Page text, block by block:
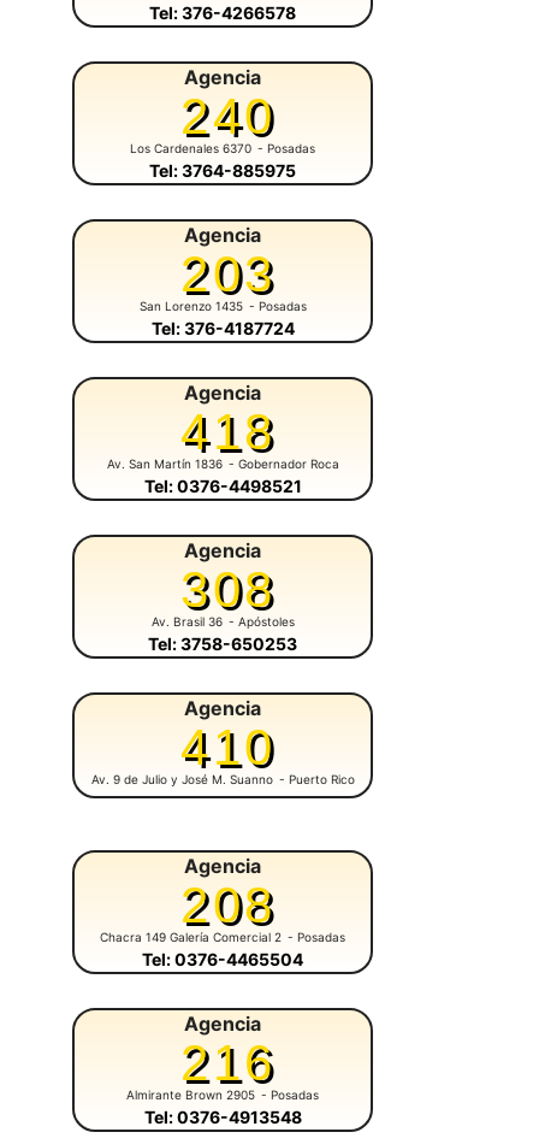
Tel: 376-4266578
Agencia
240
Los Cardenales 6370 - Posadas
Tel: 3764-885975
Agencia
203
San Lorenzo 1435 - Posadas
Tel: 376-4187724
Agencia
418
Av. San Martín 1836 - Gobernador Roca
Tel: 0376-4498521
Agencia
308
Av. Brasil 36 - Apóstoles
Tel: 3758-650253
Agencia
410
Av. 9 de Julio y José M. Suanno - Puerto Rico
Agencia
208
Chacra 149 Galería Comercial 2 - Posadas
Tel: 0376-4465504
Agencia
216
Almirante Brown 2905 - Posadas
Tel: 0376-4913548